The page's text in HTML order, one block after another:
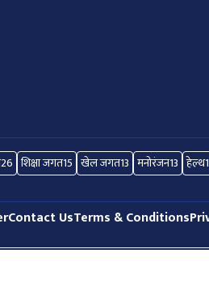
26 शिक्षा जगत15 खेल जगत13 मनोरंजन13 हेल्थ
Contact UsTerms & Conditions